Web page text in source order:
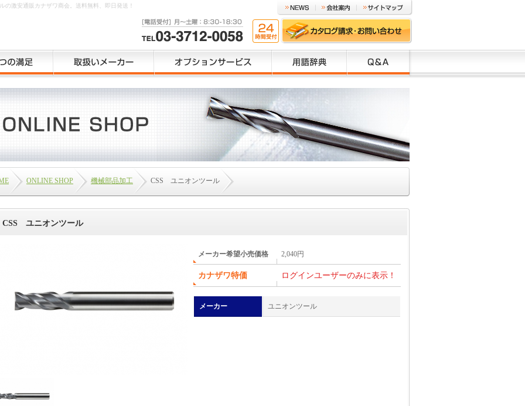
激安通販カナザワ商会。送料無料、即日発送！
ONLINE SHOP 機械部品加工 CSS ユニオンツール
CSS ユニオンツール
メーカー希望小売価格 2,040円
カナザワ特価 ログインユーザーのみに表示！
メーカー ユニオンツール